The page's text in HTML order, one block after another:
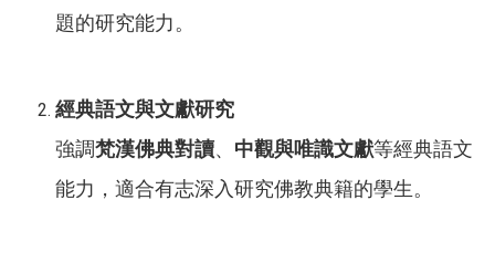
題的研究能力。
經典語文與文獻研究
強調梵漢佛典對讀、 中觀與唯識文獻等經典語文
能力，適合有志深入研究佛教典籍的學生。